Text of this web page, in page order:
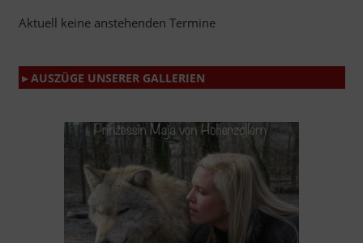
Aktuell keine anstehenden Termine
▸ AUSZÜGE UNSERER GALLERIEN